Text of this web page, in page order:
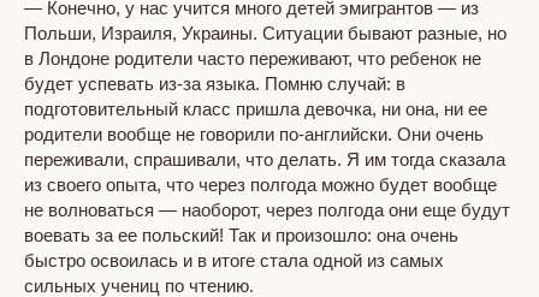
— Конечно, у нас учится много детей эмигрантов — из
Польши, Израиля, Украины. Ситуации бывают разные, но
в Лондоне родители часто переживают, что ребенок не
будет успевать из-за языка. Помню случай: в
подготовительный класс пришла девочка, ни она, ни ее
родители вообще не говорили по-английски. Они очень
переживали, спрашивали, что делать. Я им тогда сказала
из своего опыта, что через полгода можно будет вообще
не волноваться — наоборот, через полгода они еще будут
воевать за ее польский! Так и произошло: она очень
быстро освоилась и в итоге стала одной из самых
сильных учениц по чтению.